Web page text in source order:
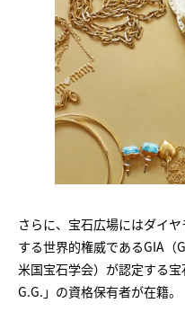
さらに、宝石広場にはダイ
する世界的権威であるGIA
米国宝石学会）が認定する
G.G.」の資格保有者が在籍。